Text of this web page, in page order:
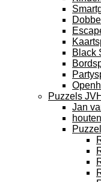
Black
Puzzels
Jan